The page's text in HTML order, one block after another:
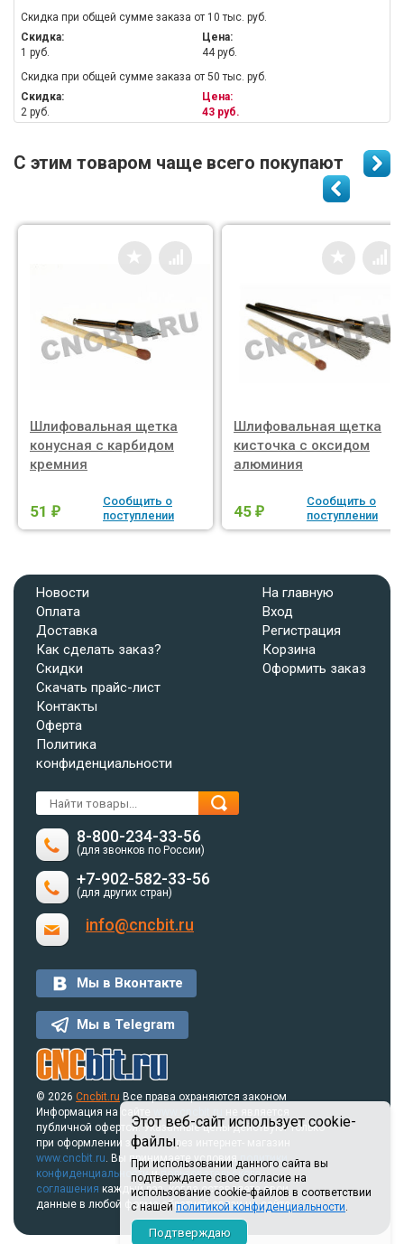
Этот веб-сайт использует cookie-
файлы.
При использовании данного сайта вы
подтверждаете свое согласие на
использование cookie-файлов в соответствии
с нашей политикой конфиденциальности.
Подтверждаю
Скидка при общей сумме заказа от 10 тыс. руб.
Скидка:
1 руб.
Цена:
44 руб.
Скидка при общей сумме заказа от 50 тыс. руб.
Скидка:
2 руб.
Цена:
43 руб.
С этим товаром чаще всего покупают
Шлифовальная щетка
конусная с карбидом
кремния
51 ₽
Сообщить о
поступлении
Шлифовальная щетка
кисточка с оксидом
алюминия
45 ₽
Сообщить о
поступлении
Новости
Оплата
Доставка
Как сделать заказ?
Скидки
Скачать прайс-лист
Контакты
Оферта
Политика
конфиденциальности
На главную
Вход
Регистрация
Корзина
Оформить заказ
8-800-234-33-56
(для звонков по России)
+7-902-582-33-56
(для других стран)
info@cncbit.ru
Мы в Вконтакте
Мы в Telegram
© 2026 Cncbit.ru Все права охраняются законом
Информация на сайте
www.cncbit.ru
публичной офертой. Указанные цены действуют только
при оформлении заказа через интернет- магазин
www.cncbit.ru. Вы принимаете условияполитики
конфиденциальностиипользовательского
соглашения каждый раз, когда оставляете свои
данные в любой форме обратной связи на сайте.